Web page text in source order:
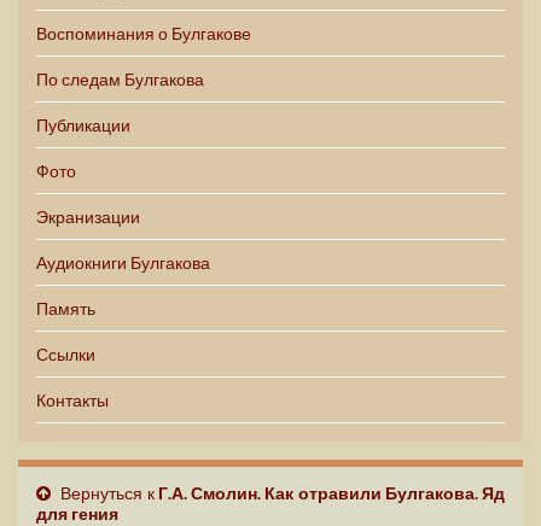
Воспоминания о Булгакове
По следам Булгакова
Публикации
Фото
Экранизации
Аудиокниги Булгакова
Память
Ссылки
Контакты
Вернуться к Г.А. Смолин. Как отравили Булгакова. Яд
для гения